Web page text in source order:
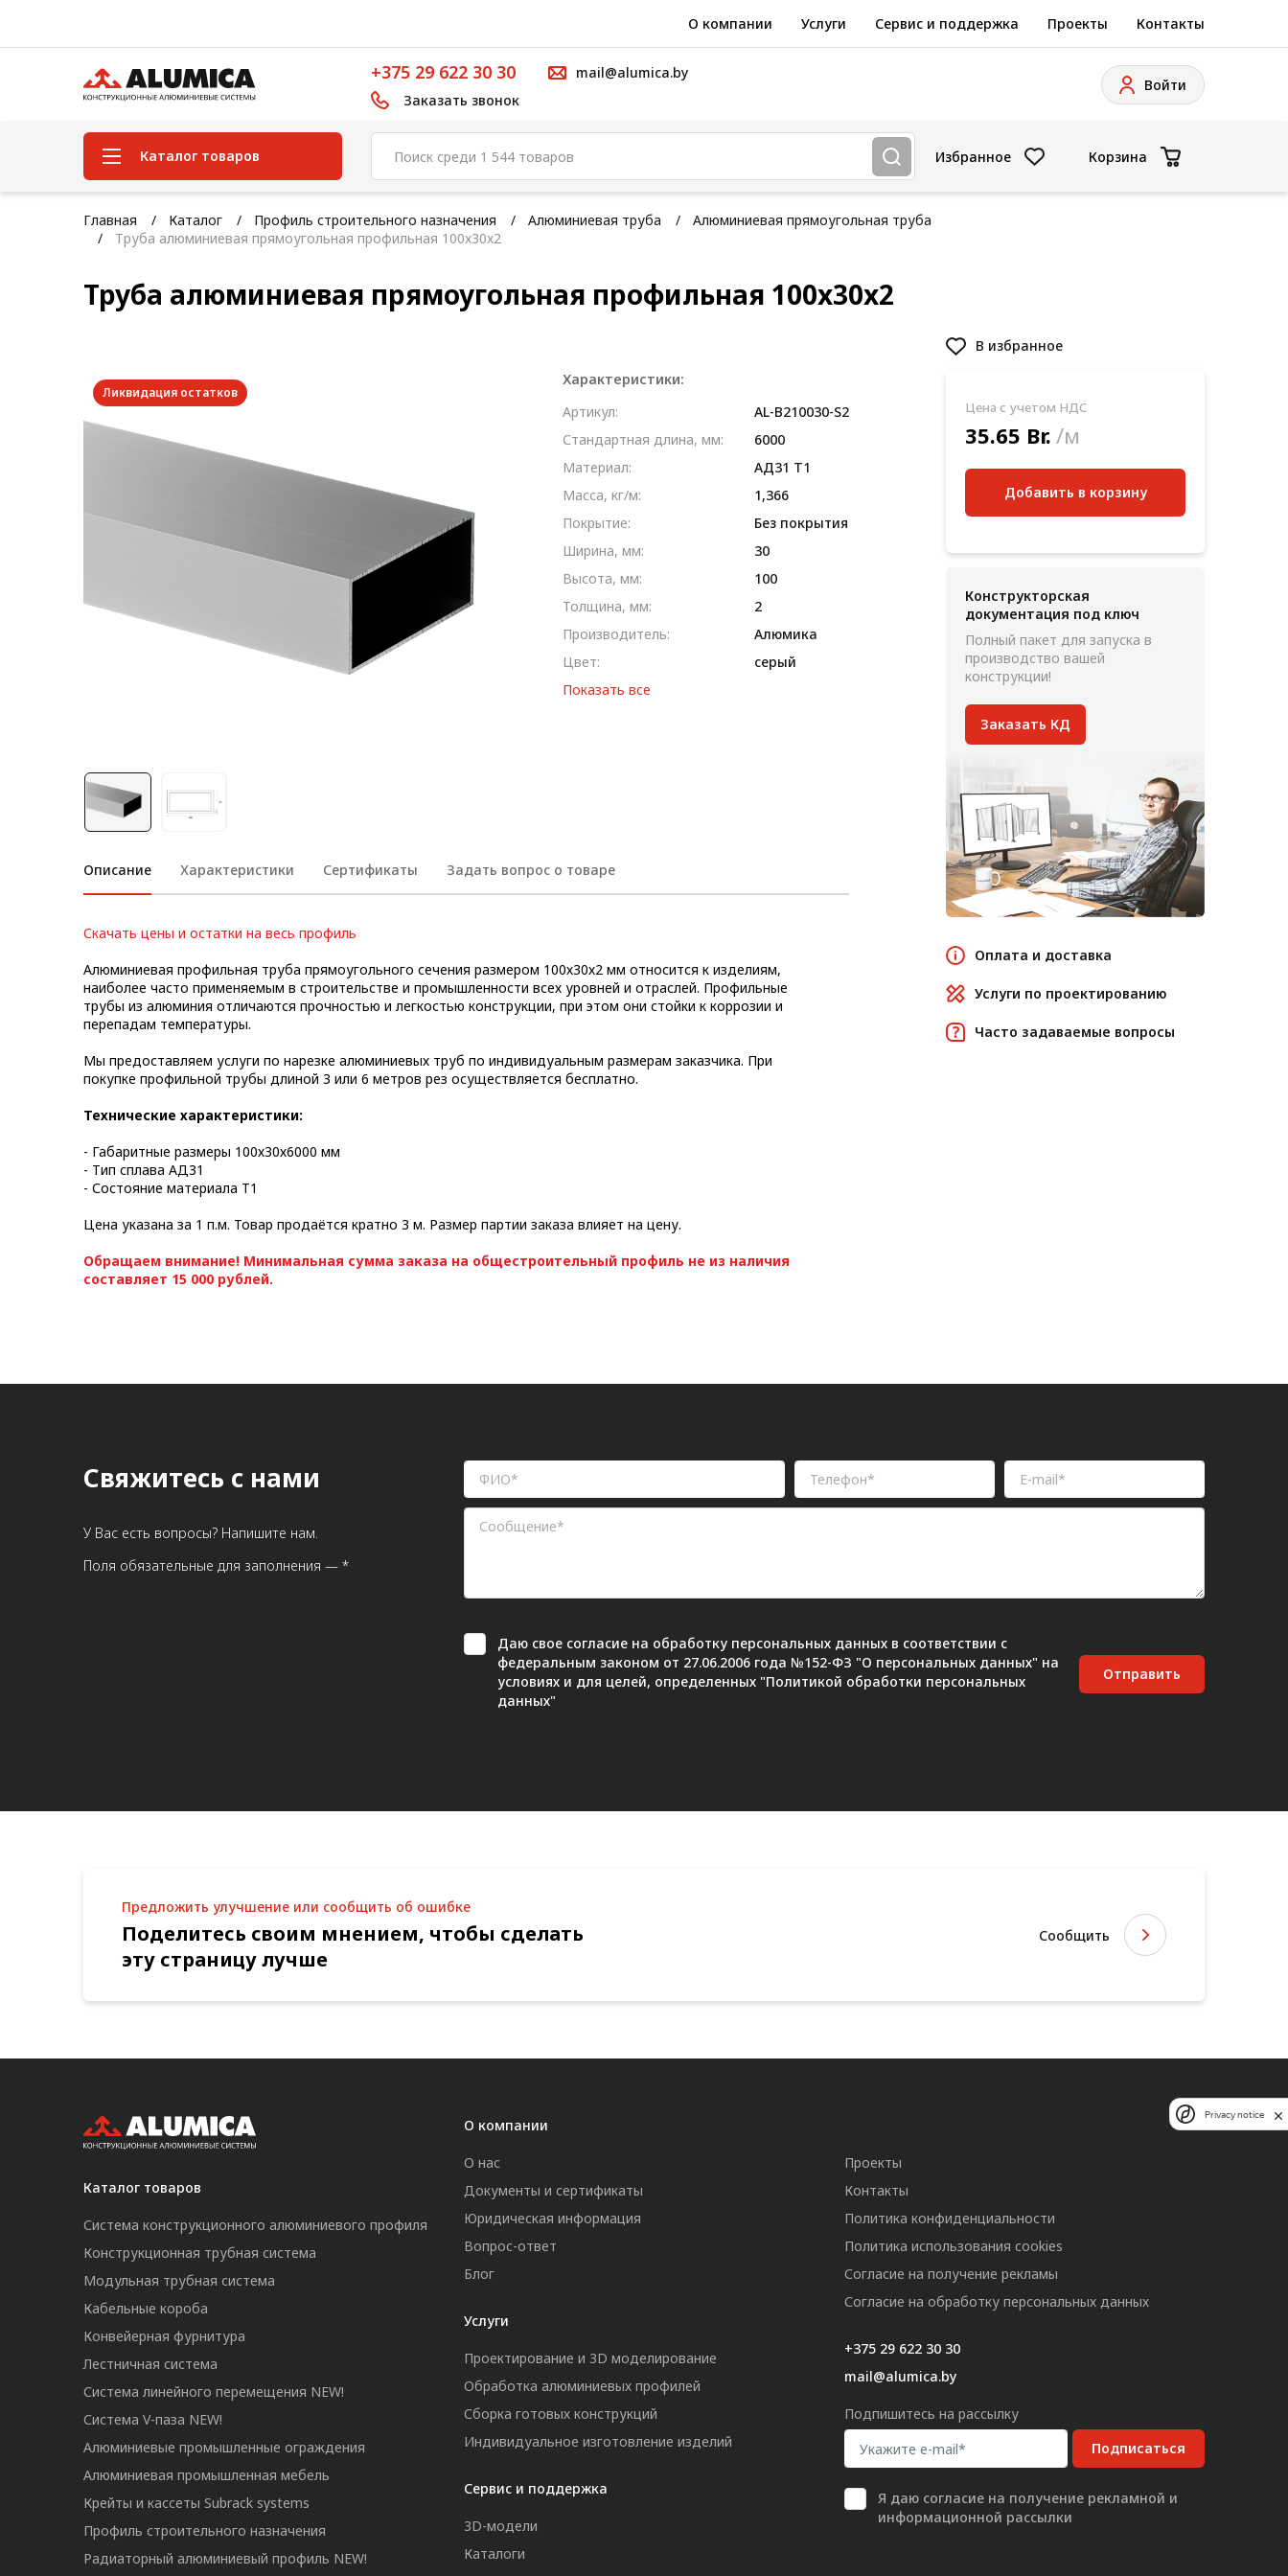
О компании Услуги Сервис и поддержка Проекты Контакты
+375 29 622 30 30
Заказать звонок
mail@alumica.by
Войти
Каталог товаров
Система конструкционного
алюминиевого профиля
система
Конвейерная фурнитура
Лестничная система
Система V-паза NEW!
Алюминиевые промышленные
Алюминиевая промышленная
Радиаторный алюминиевый
профиль NEW!
Услуги дополнительной
обработки профиля
Избранное Корзина
Главная Каталог Профиль строительного назначения Алюминиевая труба
Алюминиевая прямоугольная труба
Труба алюминиевая прямоугольная профильная 100x30x2
Труба алюминиевая прямоугольная профильная 100x30x2
Ликвидация остатков
Описание Характеристики Сертификаты Задать вопрос о товаре
Скачать цены и остатки на весь профиль
Алюминиевая профильная труба прямоугольного сечения размером 100х30х2 мм относится к изделиям,
наиболее часто применяемым в строительстве и промышленности всех уровней и отраслей. Профильные
трубы из алюминия отличаются прочностью и легкостью конструкции, при этом они стойки к коррозии и
перепадам температуры.
Мы предоставляем услуги по нарезке алюминиевых труб по индивидуальным размерам заказчика. При
покупке профильной трубы длиной 3 или 6 метров рез осуществляется бесплатно.
Технические характеристики:
- Габаритные размеры 100х30х6000 мм
- Тип сплава АД31
- Состояние материала Т1
Цена указана за 1 п.м. Товар продаётся кратно 3 м. Размер партии заказа влияет на цену.
Обращаем внимание! Минимальная сумма заказа на общестроительный профиль не из наличия
составляет 15 000 рублей.
Характеристики:
Артикул:
AL-B210030-S2
Стандартная длина, мм:
6000
Материал:
AД31 T1
Масса, кг/м:
1,366
Покрытие:
Без покрытия
Ширина, мм:
30
Высота, мм:
100
Толщина, мм:
2
Производитель:
Алюмика
Цвет:
серый
Показать все
В избранное
Цена с учетом НДС
35.65 Br. /м
Добавить в корзину
Конструкторская
документация под ключ
Полный пакет для запуска в
производство вашей
конструкции!
Заказать КД
Оплата и доставка
Услуги по проектированию
Часто задаваемые вопросы
Свяжитесь с нами
У Вас есть вопросы? Напишите нам.
Поля обязательные для заполнения — *
Даю свое согласие на обработку персональных данных в соответствии с
федеральным законом от 27.06.2006 года №152-ФЗ "О персональных данных" на
условиях и для целей, определенных "Политикой обработки персональных
данных"
Отправить
Предложить улучшение или сообщить об ошибке
Поделитесь своим мнением, чтобы сделать
эту страницу лучше
Сообщить
Каталог товаров
Система конструкционного алюминиевого профиля
Конструкционная трубная система
Модульная трубная система
Кабельные короба
Конвейерная фурнитура
Лестничная система
Система линейного перемещения NEW!
Система V-паза NEW!
Алюминиевые промышленные ограждения
Алюминиевая промышленная мебель
Крейты и кассеты Subrack systems
Профиль строительного назначения
Радиаторный алюминиевый профиль NEW!
О компании
О нас
Документы и сертификаты
Юридическая информация
Вопрос-ответ
Блог
Услуги
Проектирование и 3D моделирование
Обработка алюминиевых профилей
Сборка готовых конструкций
Индивидуальное изготовление изделий
Сервис и поддержка
3D-модели
Каталоги
Проекты
Контакты
Политика конфиденциальности
Политика использования cookies
Согласие на получение рекламы
Согласие на обработку персональных данных
+375 29 622 30 30
mail@alumica.by
Подпишитесь на рассылку
Подписаться
Я даю согласие на получение рекламной и
информационной рассылки
Privacy notice